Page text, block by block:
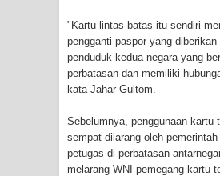
Cenderawasih di
Indonesia
Profil Lengkap Aceh,
Istimewa di Ujung
Lima Rumah Pribadi
"Kartu lintas batas itu sendiri
pengganti paspor yang diberikan
penduduk kedua negara yang
perbatasan dan memiliki
kata Jahar Gultom.
Sebelumnya, penggunaan kartu
sempat dilarang oleh
petugas di perbatasan
melarang WNI pemegang kartu